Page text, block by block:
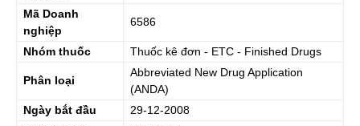
Mã Doanh
nghiệp
6586
Nhóm thuốc Thuốc kê đơn - ETC - Finished Drugs
Phân loại
Abbreviated New Drug Application
(ANDA)
Ngày bắt đầu
29-12-2008